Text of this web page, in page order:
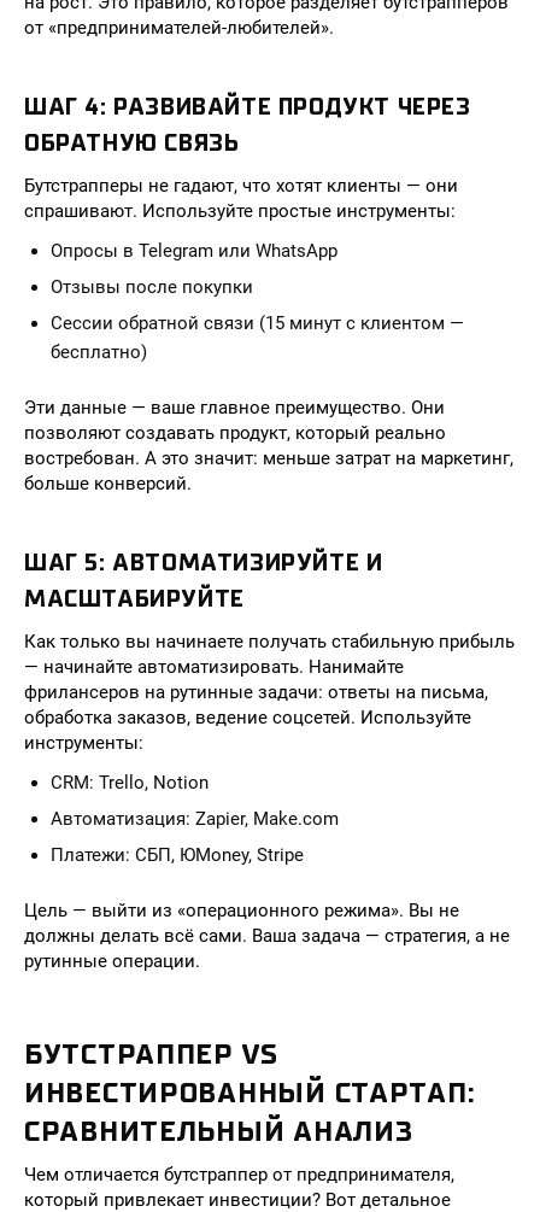
от «предпринимателей-любителей».
ШАГ 4: РАЗВИВАЙТЕ ПРОДУКТ ЧЕРЕЗ
ОБРАТНУЮ СВЯЗЬ
Бутстрапперы не гадают, что хотят клиенты — они
спрашивают. Используйте простые инструменты:
Опросы в Telegram или WhatsApp
Отзывы после покупки
Сессии обратной связи (15 минут с клиентом —
бесплатно)
Эти данные — ваше главное преимущество. Они
позволяют создавать продукт, который реально
востребован. А это значит: меньше затрат на маркетинг,
больше конверсий.
ШАГ 5: АВТОМАТИЗИРУЙТЕ И
МАСШТАБИРУЙТЕ
Как только вы начинаете получать стабильную прибыль
— начинайте автоматизировать. Нанимайте
фрилансеров на рутинные задачи: ответы на письма,
обработка заказов, ведение соцсетей. Используйте
инструменты:
CRM: Trello, Notion
Автоматизация: Zapier, Make.com
Платежи: СБП, ЮMoney, Stripe
Цель — выйти из «операционного режима». Вы не
должны делать всё сами. Ваша задача — стратегия, а не
рутинные операции.
БУТСТРАППЕР VS
ИНВЕСТИРОВАННЫЙ СТАРТАП:
СРАВНИТЕЛЬНЫЙ АНАЛИЗ
Чем отличается бутстраппер от предпринимателя,
который привлекает инвестиции? Вот детальное